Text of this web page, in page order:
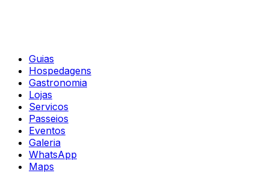
Guias
Hospedagens
Gastronomia
Lojas
Servicos
Passeios
Eventos
Galeria
WhatsApp
Maps